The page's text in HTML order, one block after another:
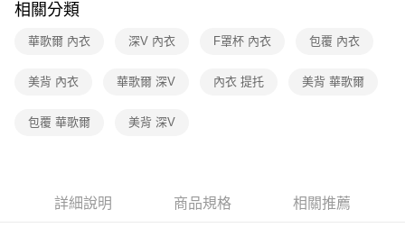
宅配
每筆NT$80，滿NT$1,000(含以上)免運費
付款後門市自取
相關分類
華歌爾 內衣 深V 內衣 F罩杯 內衣 包覆 內衣
美背 內衣 華歌爾 深V 內衣 提托 美背 華歌爾
包覆 華歌爾 美背 深V
詳細說明 商品規格 相關推薦